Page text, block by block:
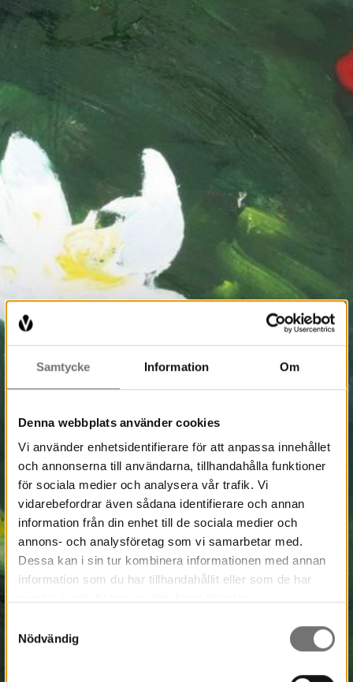
Samtycke Information Om
Denna webbplats använder cookies
Vi använder enhetsidentifierare för att anpassa innehållet
och annonserna till användarna, tillhandahålla funktioner
för sociala medier och analysera vår trafik. Vi
vidarebefordrar även sådana identifierare och annan
information från din enhet till de sociala medier och
annons- och analysföretag som vi samarbetar med.
Dessa kan i sin tur kombinera informationen med annan
information som du har tillhandahållit eller som de har
Nödvändig